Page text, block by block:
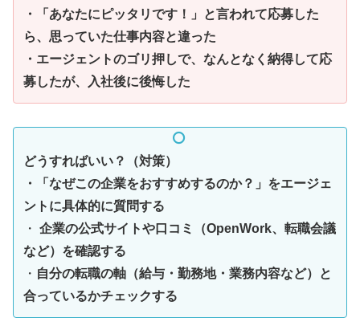
・「あなたにピッタリです！」と言われて応募した
ら、思っていた仕事内容と違った
・エージェントのゴリ押しで、なんとなく納得して応
募したが、入社後に後悔した
どうすればいい？（対策）
・「なぜこの企業をおすすめするのか？」をエージェ
ントに具体的に質問する
・ 企業の公式サイトや口コミ（OpenWork、転職会議
など）を確認する
・ 自分の転職の軸（給与・勤務地・業務内容など）と
合っているかチェックする